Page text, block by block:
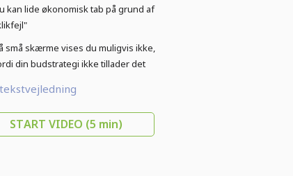
kan lide økonomisk tab på grund af
små skærme vises du muligvis ikke,
din budstrategi ikke tillader det
START VIDEO (5 min)